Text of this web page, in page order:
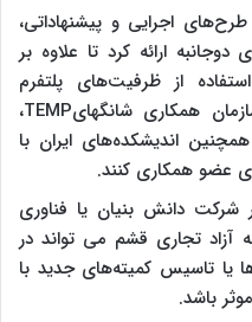
طرح‌های اجرایی و پیشنهاداتی،
ارائه کرد تا علاوه بر
از ظرفیت‌های پلتفرم
اقتصادی و تجاری چند منظوره سازمان همکاری شانگهایTEMP،
اندیشکده‌های ایران با
عضو همکاری کنند.
کرد: ایران قریب ۱۰ هزار شرکت دانش بنیان یا فناوری
آزاد تجاری قشم می تواند در
تاسیس کمیته‌های جدید با
باشد.